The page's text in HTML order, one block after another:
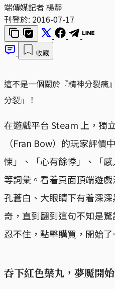
端傳媒記者 楊靜
刊登於: 2016-07-17
收藏
這不是一個關於『精神分裂癥
分裂』！
在遊戲平台 Steam 上，獨
（Fran Bow）的玩家評價
悚」、「心有餘悸」、「感
等詞彙。看着頁面頂端遊
孔蒼白、大眼睛下有着深
奇，直到翻到這句不知是
忍不住，點擊購買，開始
吞下紅色藥丸，夢魘開